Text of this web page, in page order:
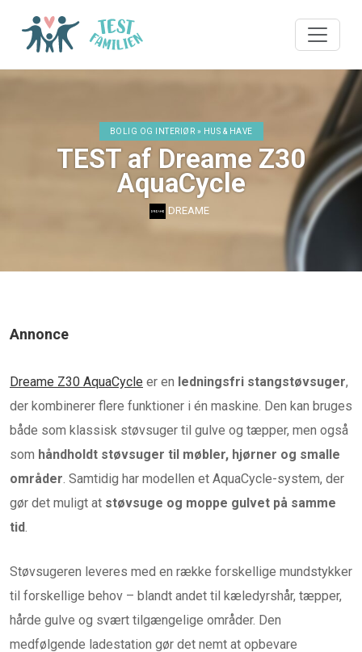
BOLIG OG INTERIØR » HUS & HAVE
TEST af Dreame Z30
AquaCycle
DREAME
Annonce
Dreame Z30 AquaCycle er en ledningsfri stangstøvsuger,
der kombinerer flere funktioner i én maskine. Den kan bruges
både som klassisk støvsuger til gulve og tæpper, men også
som håndholdt støvsuger til møbler, hjørner og smalle
områder. Samtidig har modellen et AquaCycle-system, der
gør det muligt at støvsuge og moppe gulvet på samme
tid.
Støvsugeren leveres med en række forskellige mundstykker
til forskellige behov – blandt andet til kæledyrshår, tæpper,
hårde gulve og svært tilgængelige områder. Den
medfølgende ladestation gør det nemt at opbevare